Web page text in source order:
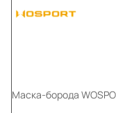
Маска-борода